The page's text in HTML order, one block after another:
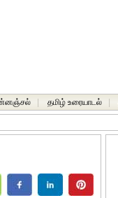
தமிழ் உரையாடல்